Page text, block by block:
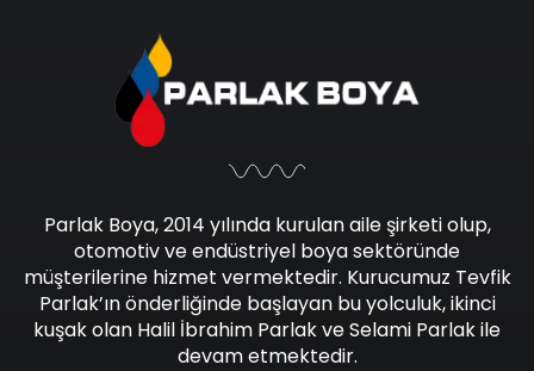
Parlak Boya, 2014 yılında kurulan aile şirketi olup,
otomotiv ve endüstriyel boya sektöründe
müşterilerine hizmet vermektedir. Kurucumuz Tevfik
Parlak’ın önderliğinde başlayan bu yolculuk, ikinci
kuşak olan Halil İbrahim Parlak ve Selami Parlak ile
devam etmektedir.